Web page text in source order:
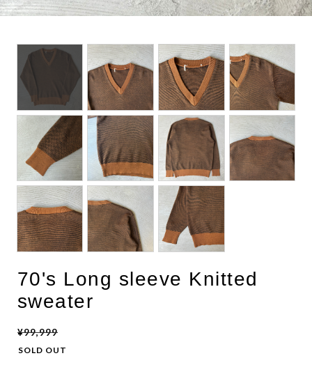
DESIGNERS ARCHIVES
70's Long sleeve Knitted
sweater
¥99,999
SOLD OUT